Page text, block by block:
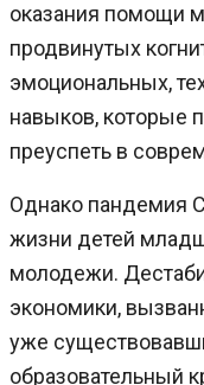
оказания помощи
продвинутых
эмоциональных,
навыков, которые
преуспеть в
Однако пандемия
жизни детей
молодежи.
экономики,
уже
образовательный